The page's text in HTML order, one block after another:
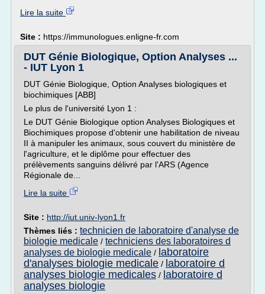
Lire la suite
Site : https://immunologues.enligne-fr.com
DUT Génie Biologique, Option Analyses ...
- IUT Lyon 1
DUT Génie Biologique, Option Analyses biologiques et
biochimiques [ABB]
Le plus de l'université Lyon 1 :
Le DUT Génie Biologique option Analyses Biologiques et
Biochimiques propose d'obtenir une habilitation de niveau
II à manipuler les animaux, sous couvert du ministère de
l'agriculture, et le diplôme pour effectuer des
prélèvements sanguins délivré par l'ARS (Agence
Régionale de...
Lire la suite
Site : http://iut.univ-lyon1.fr
Thèmes liés : technicien de laboratoire d'analyse de
biologie medicale / techniciens des laboratoires d
analyses de biologie medicale / laboratoire
d'analyses biologie medicale / laboratoire d
analyses biologie medicales / laboratoire d
analyses biologie